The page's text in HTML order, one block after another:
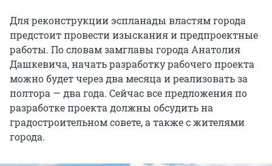
Для реконструкции эспланады властям города
предстоит провести изыскания и предпроектные
работы. По словам замглавы города Анатолия
Дашкевича, начать разработку рабочего проекта
можно будет через два месяца и реализовать за
полтора — два года. Сейчас все предложения по
разработке проекта должны обсудить на
градостроительном совете, а также с жителями
города.